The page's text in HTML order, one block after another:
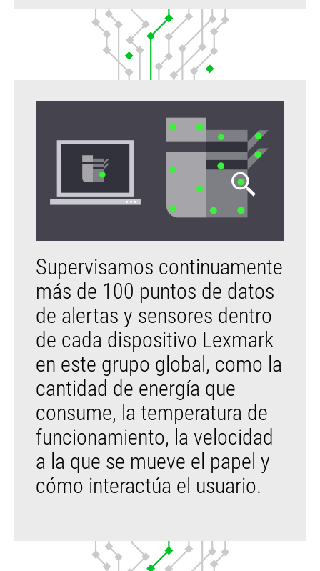
Supervisamos continuamente
más de 100 puntos de datos
de alertas y sensores dentro
de cada dispositivo Lexmark
en este grupo global, como la
cantidad de energía que
consume, la temperatura de
funcionamiento, la velocidad
a la que se mueve el papel y
cómo interactúa el usuario.